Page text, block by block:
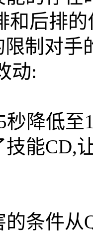
和后排
制对手
动:
秒降低至
技能CD,
条件从